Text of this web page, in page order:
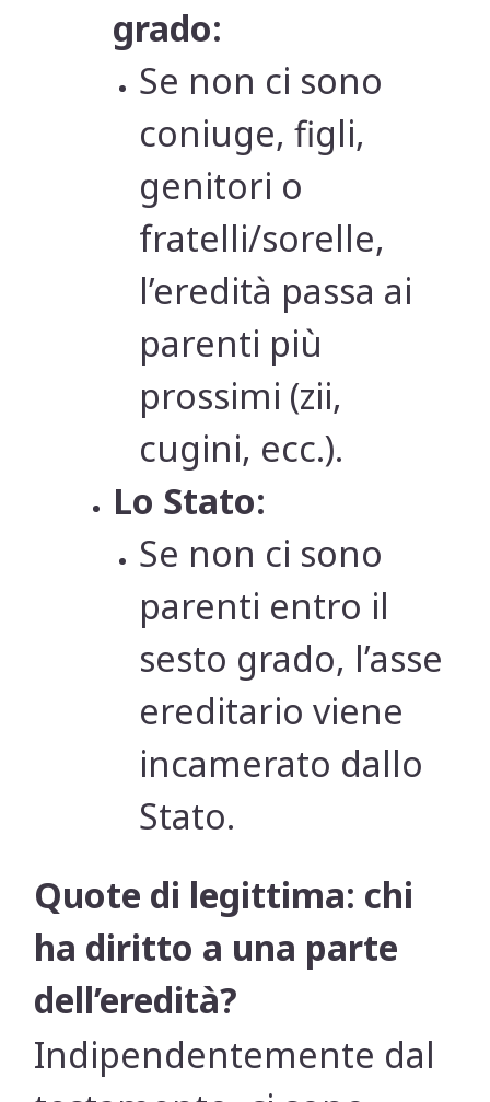
grado:
Se non ci sono
coniuge, figli,
genitori o
fratelli/sorelle,
l’eredità passa ai
parenti più
prossimi (zii,
cugini, ecc.).
Lo Stato:
Se non ci sono
parenti entro il
sesto grado, l’asse
ereditario viene
incamerato dallo
Stato.
Quote di legittima: chi
ha diritto a una parte
dell’eredità?
Indipendentemente dal